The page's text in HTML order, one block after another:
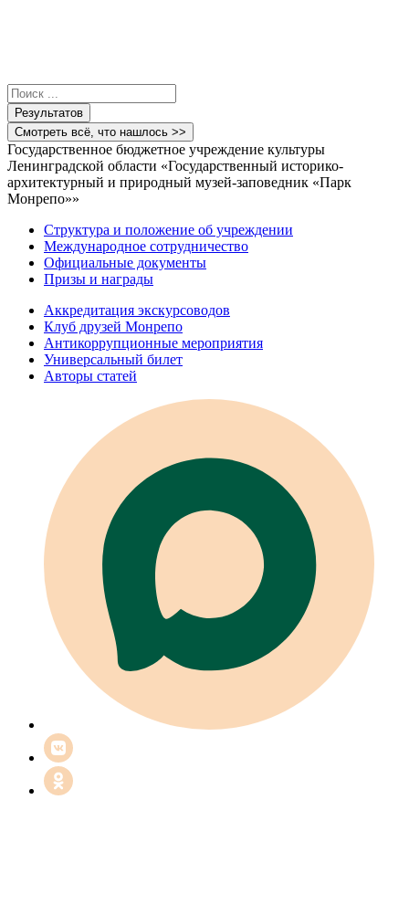
Search
...Результатов
Смотреть всё, что нашлось >>
Государственное бюджетное учреждение культуры
Ленинградской области «Государственный историко-
архитектурный и природный музей-заповедник «Парк
Монрепо»»
Структура и положение об учреждении
Международное сотрудничество
Официальные документы
Призы и награды
Аккредитация экскурсоводов
Клуб друзей Монрепо
Антикоррупционные мероприятия
Универсальный билет
Авторы статей